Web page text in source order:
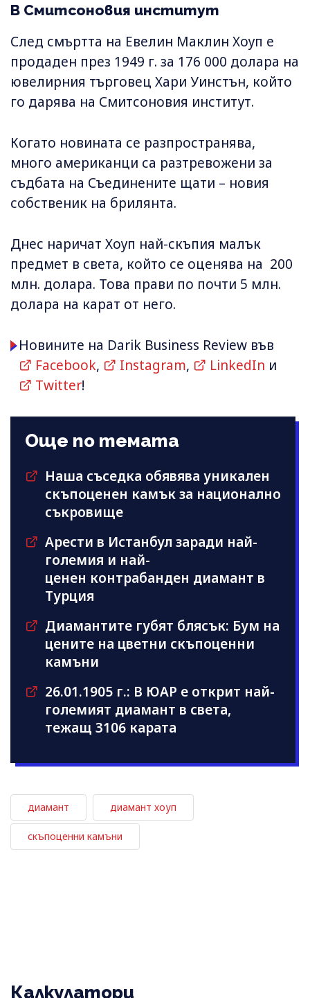
В Смитсоновия институт
След смъртта на Евелин Маклин Хоуп е
продаден през 1949 г. за 176 000 долара на
ювелирния търговец Хари Уинстън, който
го дарява на Смитсоновия институт.
Когато новината се разпространява,
много американци са разтревожени за
съдбата на Съединените щати – новия
собственик на брилянта.
Днес наричат Хоуп най-скъпия малък
предмет в света, който се оценява на 200
млн. долара. Това прави по почти 5 млн.
долара на карат от него.
Новините на Darik Business Review във
Facebook, Instagram, LinkedIn и
Twitter!
Още по темата
Наша съседка обявява уникален
скъпоценен камък за национално
съкровище
Арести в Истанбул заради най-
големия и най-
ценен контрабанден диамант в
Турция
Диамантите губят блясък: Бум на
цените на цветни скъпоценни
камъни
26.01.1905 г.: В ЮАР е открит най-
големият диамант в света,
тежащ 3106 карата
диамант диамант хоуп
скъпоценни камъни
Калкулатори